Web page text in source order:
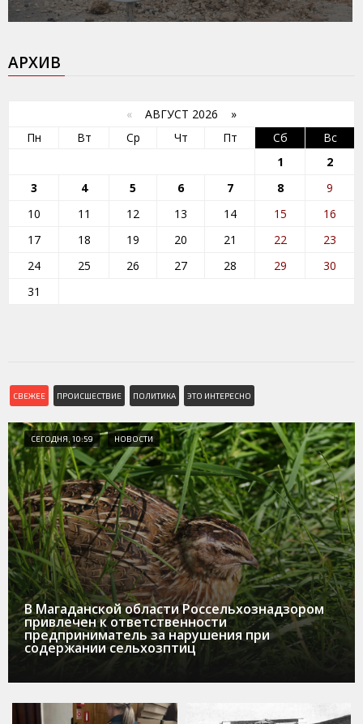
АРХИВ
« АВГУСТ 2026 »
Пн
Вт Ср Чт Пт Сб
Вс
1
2
3
4 5 6 7 8
9
10
11 12 13 14 15
16
17
18 19 20 21 22
23
24
25 26 27 28 29
30
31
СВЕЖЕЕ ПРОИСШЕСТВИЕ ПОЛИТИКА ЭТО ИНТЕРЕСНО
СЕГОДНЯ, 10:59 НОВОСТИ
В Магаданской области Россельхознадзором
привлечен к ответственности
предприниматель за нарушения при
содержании сельхозптиц